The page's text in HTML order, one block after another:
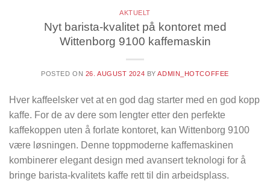
AKTUELT
Nyt barista-kvalitet på kontoret med
Wittenborg 9100 kaffemaskin
POSTED ON 26. AUGUST 2024 BYADMIN_HOTCOFFEE
Hver kaffeelsker vet at en god dag starter med en god kopp
kaffe. For de av dere som lengter etter den perfekte
kaffekoppen uten å forlate kontoret, kan Wittenborg 9100
være løsningen. Denne toppmoderne kaffemaskinen
kombinerer elegant design med avansert teknologi for å
bringe barista-kvalitets kaffe rett til din arbeidsplass.